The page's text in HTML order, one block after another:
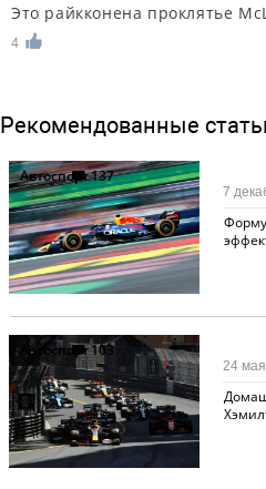
Это райкконена проклятье
4
Рекомендованные
Автоспорт137
7
Автоспорт103
24